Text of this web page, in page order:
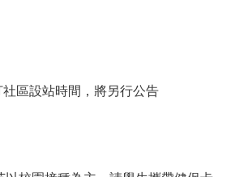
區設站時間，將另行公告